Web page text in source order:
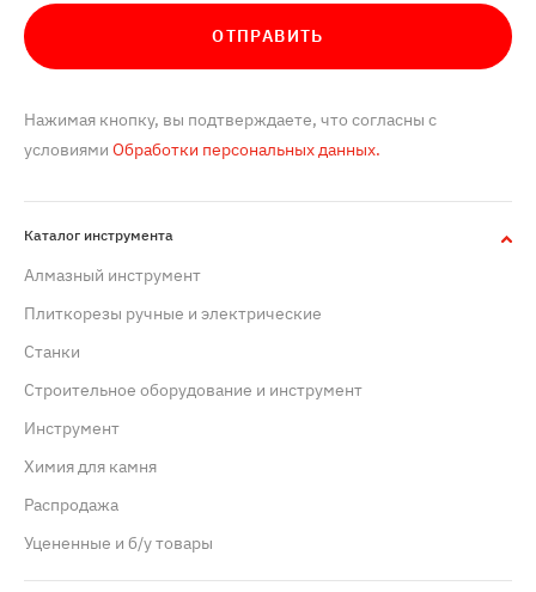
ОТПРАВИТЬ
Нажимая кнопку, вы подтверждаете, что согласны с
условиями Обработки персональных данных.
Каталог инструмента
Алмазный инструмент
Плиткорезы ручные и электрические
Станки
Строительное оборудование и инструмент
Инструмент
Химия для камня
Распродажа
Уцененные и б/у товары